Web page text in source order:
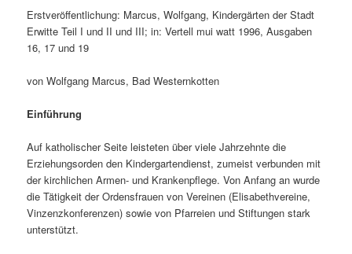
Erstveröffentlichung: Marcus, Wolfgang, Kindergärten der Stadt
Erwitte Teil I und II und III; in: Vertell mui watt 1996, Ausgaben
16, 17 und 19
von Wolfgang Marcus, Bad Westernkotten
Einführung
Auf katholischer Seite leisteten über viele Jahrzehnte die
Erziehungsorden den Kindergartendienst, zumeist verbunden mit
der kirchlichen Armen- und Krankenpflege. Von Anfang an wurde
die Tätigkeit der Ordensfrauen von Vereinen (Elisabethvereine,
Vinzenzkonferenzen) sowie von Pfarreien und Stiftungen stark
unterstützt.